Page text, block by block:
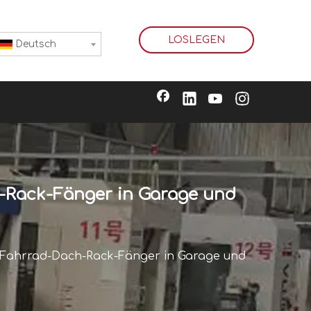
Deutsch LOSLEGEN
Fänger in Garage und
Dach-Rack-Fänger in Garage und